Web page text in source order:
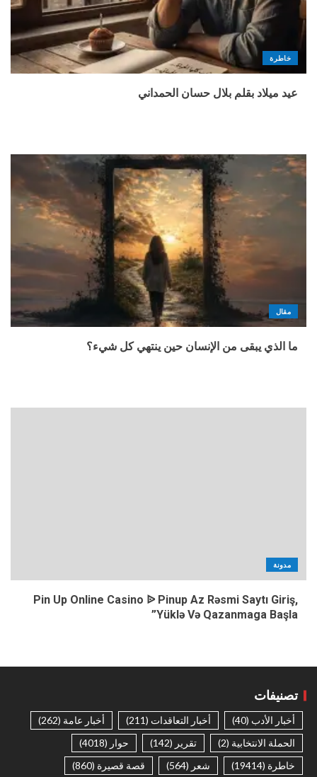
خاطرة
عيد ميلاد بقلم بلال حسان الحمداني
مقال
ما الذي يبقى من الإنسان حين ينتهي كل شيء؟
مدونة
Pin Up Online Casino ᐉ Pinup Az Rəsmi Saytı Giriş,
Yüklə Və Qazanmaga Başla”
تصنيفات
أخبار الأدب (40) أخبار التعاقدات (211) أخبار عامة (262)
الحملة الانتخابية (2) تقرير (142) حوار (4018)
خاطرة (19414) شعر (564) قصة قصيرة (860)